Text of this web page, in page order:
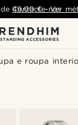
e roupa
49,00 € - Ver
Contacte-nos